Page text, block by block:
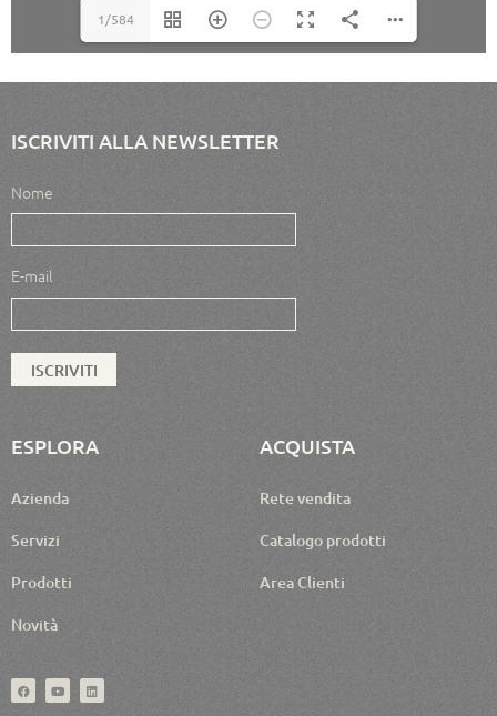
1/584
ISCRIVITI ALLA NEWSLETTER
Nome
E-mail
ESPLORA
Azienda
Servizi
Prodotti
Novità
ACQUISTA
Rete vendita
Catalogo prodotti
Area Clienti